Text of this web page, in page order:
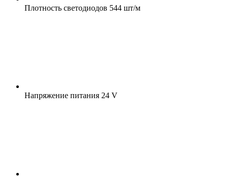
Плотность светодиодов 544 шт/м
Напряжение питания 24 V